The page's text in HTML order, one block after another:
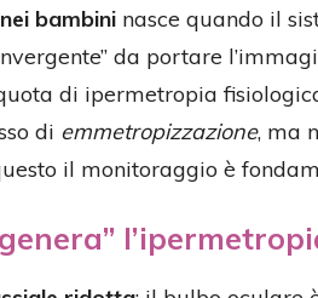
bambini nasce quando il
da portare
di ipermetropia
di emmetropizzazione, ma
il monitoraggio è